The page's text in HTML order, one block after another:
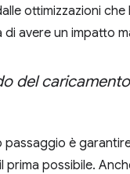
ottimizzazioni che
avere un impatto
del
passaggio è
prima possibile.